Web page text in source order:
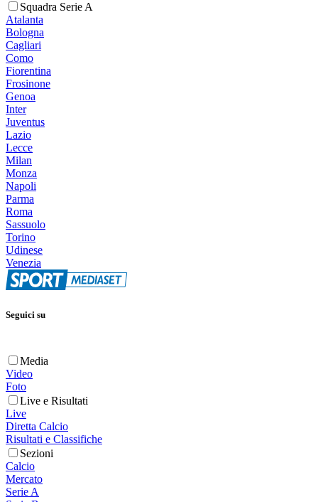
Squadra Serie A
Atalanta
Bologna
Cagliari
Como
Fiorentina
Frosinone
Genoa
Inter
Juventus
Lazio
Lecce
Milan
Monza
Napoli
Parma
Roma
Sassuolo
Torino
Udinese
Venezia
Seguici su
Media
Video
Foto
Live e Risultati
Live
Diretta Calcio
Risultati e Classifiche
Sezioni
Calcio
Mercato
Serie A